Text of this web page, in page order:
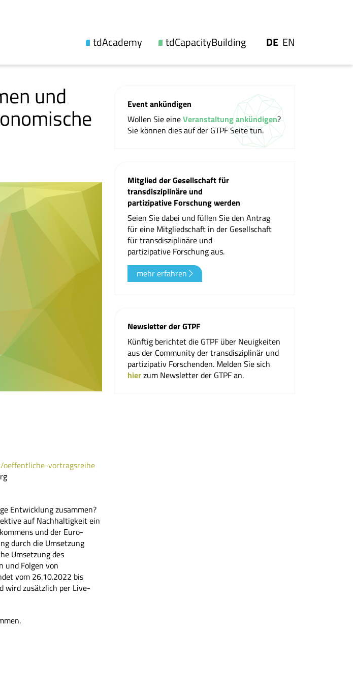
tdAcademy
Fellowship
Veröffentlichungen
Kooperationen
Fachgesellschaft
Newsletter
tdCapacityBuilding
Workshopangebot
Events
DEUTSCH
EN
und
vortragsreihe
Entwicklung zusammen?
auf Nachhaltigkeit ein
und der Euro-
durch die Umsetzung
Umsetzung des
und Folgen von
vom 26.10.2022 bis
wird zusätzlich per Live-
Event ankündigen
Wollen Sie eineVeranstaltung ankündigen?
Sie können dies auf der GTPF Seite tun.
Mitglied der Gesellschaft für
transdisziplinäre und
partizipative Forschung werden
Seien Sie dabei und füllen Sie den Antrag
für eine Mitgliedschaft in der Gesellschaft
für transdisziplinäre und
partizipative Forschung aus.
mehr erfahren
Newsletter der GTPF
Künftig berichtet die GTPF über Neuigkeiten
aus der Community der transdisziplinär und
partizipativ Forschenden. Melden Sie sich
hierzum Newsletter der GTPF an.